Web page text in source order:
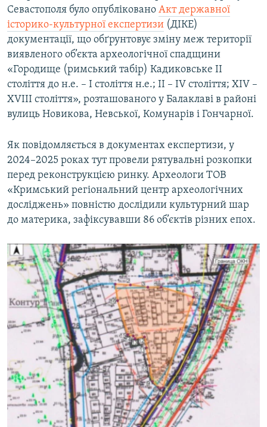
Севастополя було опубліковано Акт державної
історико-культурної експертизи (ДІКЕ)
документації, що обґрунтовує зміну меж території
виявленого об’єкта археологічної спадщини
«Городище (римський табір) Кадиковське ІІ
століття до н.е. – І століття н.е.; ІІ – ІV століття; ХІV –
ХVІІІ століття», розташованого у Балаклаві в районі
вулиць Новикова, Невської, Комунарів і Гончарної.
Як повідомляється в документах експертизи, у
2024–2025 роках тут провели рятувальні розкопки
перед реконструкцією ринку. Археологи ТОВ
«Кримський регіональний центр археологічних
досліджень» повністю дослідили культурний шар
до материка, зафіксувавши 86 об’єктів різних епох.